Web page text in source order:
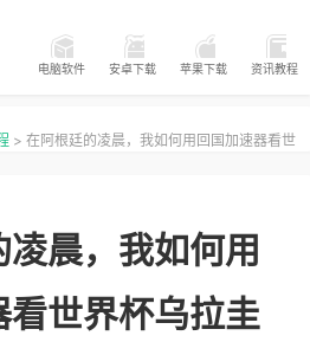
电脑软件 安卓下载 苹果下载 资讯教程
> 在阿根廷的凌晨，我如何用回国加速器看世
晨，我如何用
看世界杯乌拉圭